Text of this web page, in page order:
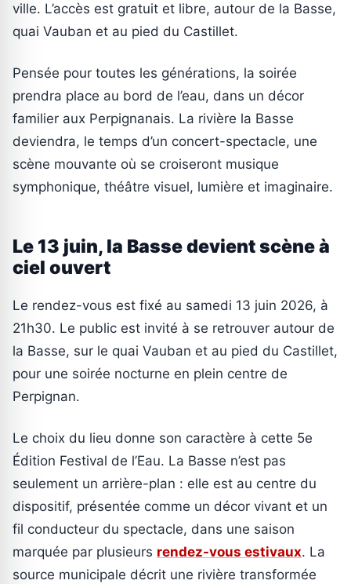
ville. L’accès est gratuit et libre, autour de la Basse,
quai Vauban et au pied du Castillet.
Pensée pour toutes les générations, la soirée
prendra place au bord de l’eau, dans un décor
familier aux Perpignanais. La rivière la Basse
deviendra, le temps d’un concert-spectacle, une
scène mouvante où se croiseront musique
symphonique, théâtre visuel, lumière et imaginaire.
Le 13 juin, la Basse devient scène à
ciel ouvert
Le rendez-vous est fixé au samedi 13 juin 2026, à
21h30. Le public est invité à se retrouver autour de
la Basse, sur le quai Vauban et au pied du Castillet,
pour une soirée nocturne en plein centre de
Perpignan.
Le choix du lieu donne son caractère à cette 5e
Édition Festival de l’Eau. La Basse n’est pas
seulement un arrière-plan : elle est au centre du
dispositif, présentée comme un décor vivant et un
fil conducteur du spectacle, dans une saison
marquée par plusieurs rendez-vous estivaux. La
source municipale décrit une rivière transformée